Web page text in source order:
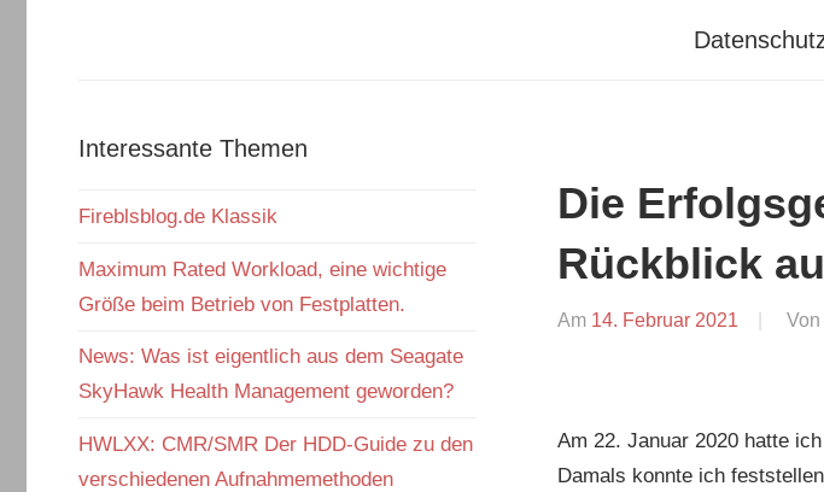
Die
Rückblick
Am 14. Februar 2021 Von
Am 22. Januar 2020 hatte ich
Damals konnte ich
Interessante Themen
Fireblsblog.de Klassik
Maximum Rated Workload, eine wichtige
Größe beim Betrieb von Festplatten.
News: Was ist eigentlich aus dem Seagate
SkyHawk Health Management geworden?
HWLXX: CMR/SMR Der HDD-Guide zu den
verschiedenen Aufnahmemethoden